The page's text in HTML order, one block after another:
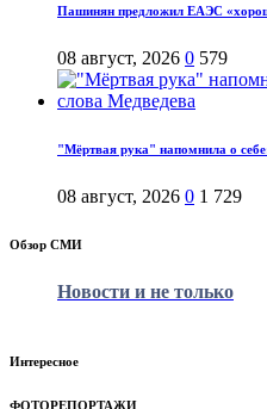
Пашинян предложил ЕАЭС
08 август, 2026 0 579
"Мёртвая рука" напомнила о
08 август, 2026 0 1 729
Обзор СМИ
Новости и не только
Интересное
ФОТОРЕПОРТАЖИ